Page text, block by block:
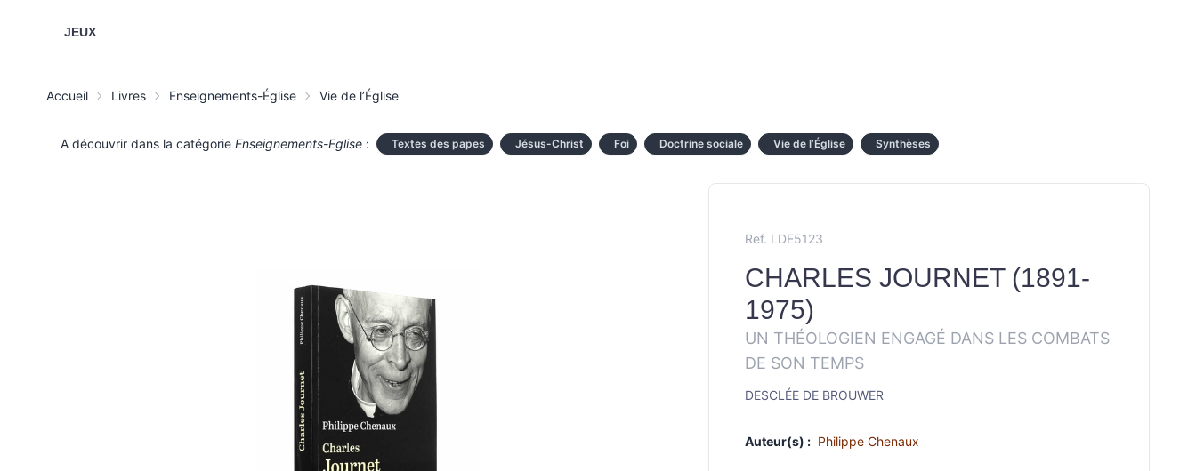
JEUX
Accueil Livres Enseignements-Église Vie de l’Église
A découvrir dans la catégorie Enseignements-Eglise : Textes des papes Jésus-Christ Foi Doctrine sociale Vie de l’Église Synthèses
Ref. LDE5123
CHARLES JOURNET (1891-
1975)
UN THÉOLOGIEN ENGAGÉ DANS LES COMBATS
DE SON TEMPS
DESCLÉE DE BROUWER
Auteur(s) : Philippe Chenaux